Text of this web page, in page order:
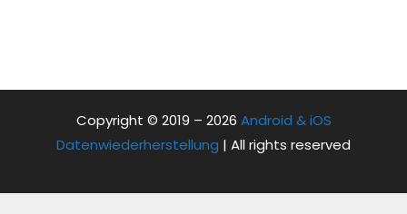
Copyright © 2019 – 2026 Android & iOS
Datenwiederherstellung | All rights reserved